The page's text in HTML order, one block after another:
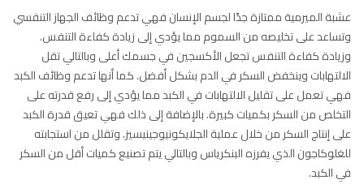
عشبة الميرمية ممتازة جدًا لجسم الإنسان فهي تدعم وظائف الجهاز التنفسي
وتساعد على تخليصه من السموم مما يؤدي إلى زيادة كفاءة التنفس.
وزيادة كفاءة التنفس تجعل الأكسجين في جسمك أعلى وبالتالي تقل
الالتهابات وينخفض السكر في الدم بشكل أفضل. كما أنها تدعم وظائف الكبد
فهي تعمل على تقليل الالتهابات في الكبد مما يؤدي إلى رفع قدرته على
التخلص من السكر بكميات كبيرة. بالإضافة إلى ذلك فهي تعيق قدرة الكبد
على إنتاج السكر من خلال عملية الجلايكونيوجينيسيز. وتقلل من استجابته
للغلوكاجون الذي يفرزه البنكرياس وبالتالي يتم تصنيع كميات أقل من السكر
في الكبد.